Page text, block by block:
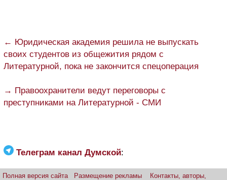
← Юридическая академия решила не выпускать
своих студентов из общежития рядом с
Литературной, пока не закончится спецоперация
→ Правоохранители ведут переговоры с
преступниками на Литературной - СМИ
Телеграм канал Думской:
Полная версия сайта Размещение рекламы
Контакты, авторы,